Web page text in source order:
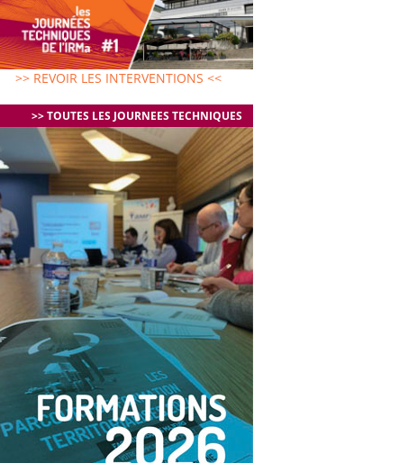
>> REVOIR LES INTERVENTIONS <<
>> TOUTES LES JOURNEES TECHNIQUES